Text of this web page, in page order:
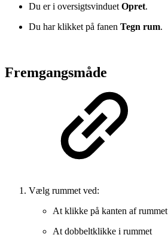
Du er i oversigtsvinduet Opret.
Du har klikket på fanen Tegn rum.
Fremgangsmåde
Vælg rummet ved:
At klikke på kanten af rummet
At dobbeltklikke i rummet